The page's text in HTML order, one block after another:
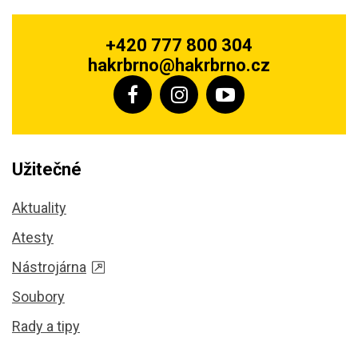
+420 777 800 304
hakrbrno@hakrbrno.cz
Užitečné
Aktuality
Atesty
Nástrojárna
Soubory
Rady a tipy